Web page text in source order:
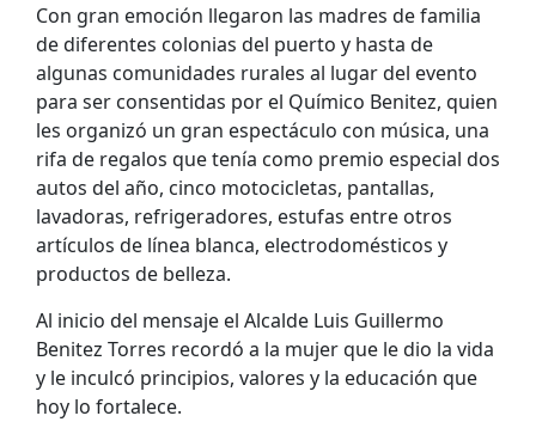
Con gran emoción llegaron las madres de familia
de diferentes colonias del puerto y hasta de
algunas comunidades rurales al lugar del evento
para ser consentidas por el Químico Benitez, quien
les organizó un gran espectáculo con música, una
rifa de regalos que tenía como premio especial dos
autos del año, cinco motocicletas, pantallas,
lavadoras, refrigeradores, estufas entre otros
artículos de línea blanca, electrodomésticos y
productos de belleza.
Al inicio del mensaje el Alcalde Luis Guillermo
Benitez Torres recordó a la mujer que le dio la vida
y le inculcó principios, valores y la educación que
hoy lo fortalece.